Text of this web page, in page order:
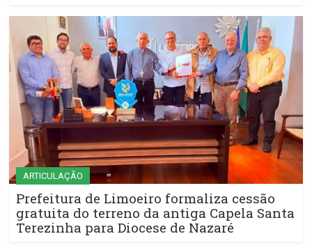
ARTICULAÇÃO
Prefeitura de Limoeiro formaliza cessão
gratuita do terreno da antiga Capela Santa
Terezinha para Diocese de Nazaré